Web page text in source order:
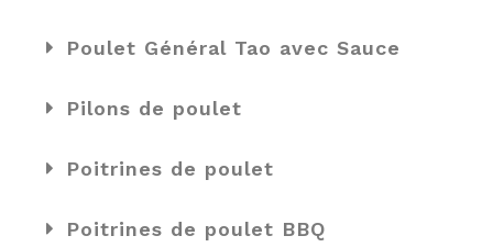
Poulet Général Tao avec Sauce
Pilons de poulet
Poitrines de poulet
Poitrines de poulet BBQ